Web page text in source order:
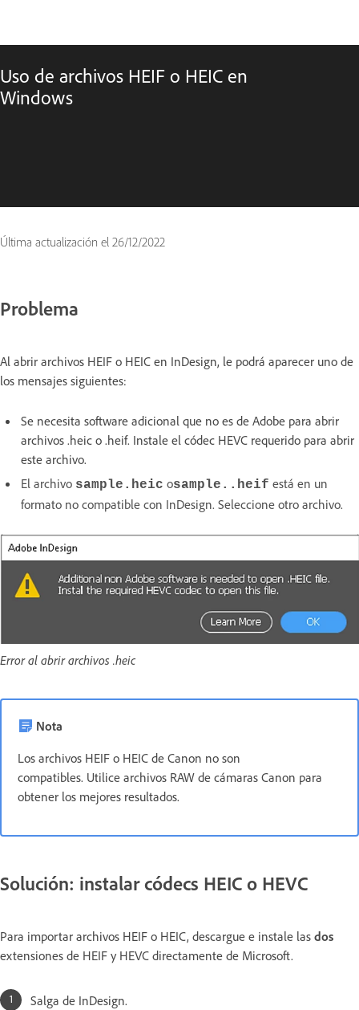
Uso de archivos HEIF o HEIC en
Windows
Última actualización el 26/12/2022
Problema
Al abrir archivos HEIF o HEIC en InDesign, le podrá aparecer uno de
los mensajes siguientes:
Se necesita software adicional que no es de Adobe para abrir
archivos .heic o .heif. Instale el códec HEVC requerido para abrir
este archivo.
El archivo sample.heic osample..heif está en un
formato no compatible con InDesign. Seleccione otro archivo.
Error al abrir archivos .heic
Nota
Los archivos HEIF o HEIC de Canon no son
compatibles. Utilice archivos RAW de cámaras Canon para
obtener los mejores resultados.
Solución: instalar códecs HEIC o HEVC
Para importar archivos HEIF o HEIC, descargue e instale las dos
extensiones de HEIF y HEVC directamente de Microsoft.
Salga de InDesign.